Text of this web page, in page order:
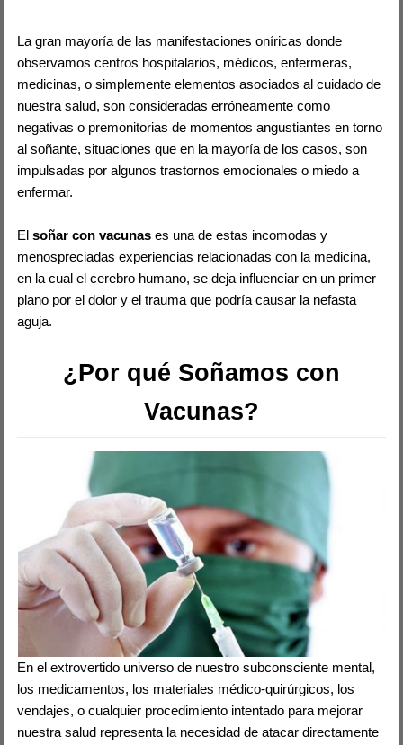
La gran mayoría de las manifestaciones oníricas donde
observamos centros hospitalarios, médicos, enfermeras,
medicinas, o simplemente elementos asociados al cuidado de
nuestra salud, son consideradas erróneamente como
negativas o premonitorias de momentos angustiantes en torno
al soñante, situaciones que en la mayoría de los casos, son
impulsadas por algunos trastornos emocionales o miedo a
enfermar.
Elsoñar con vacunas es una de estas incomodas y
menospreciadas experiencias relacionadas con la medicina,
en la cual el cerebro humano, se deja influenciar en un primer
plano por el dolor y el trauma que podría causar la nefasta
aguja.
¿Por qué Soñamos con
Vacunas?
En el extrovertido universo de nuestro subconsciente mental,
los medicamentos, los materiales médico-quirúrgicos, los
vendajes, o cualquier procedimiento intentado para mejorar
nuestra salud representa la necesidad de atacar directamente